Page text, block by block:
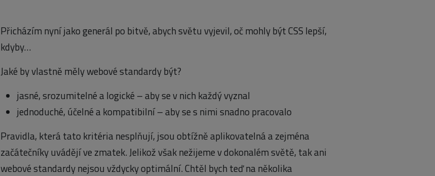
Přicházím nyní jako generál po bitvě, abych světu vyjevil, oč mohly být CSS lepší,
kdyby…
Jaké by vlastně měly webové standardy být?
jasné, srozumitelné a logické – aby se v nich každý vyznal
jednoduché, účelné a kompatibilní – aby se s nimi snadno pracovalo
Pravidla, která tato kritéria nesplňují, jsou obtížně aplikovatelná a zejména
začátečníky uvádějí ve zmatek. Jelikož však nežijeme v dokonalém světě, tak ani
webové standardy nejsou vždycky optimální. Chtěl bych teď na několika